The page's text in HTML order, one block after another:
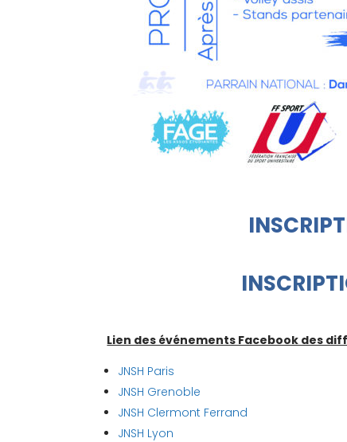
Lien des événements Facebook des
JNSH Paris
JNSH Grenoble
JNSH Clermont Ferrand
JNSH Lyon